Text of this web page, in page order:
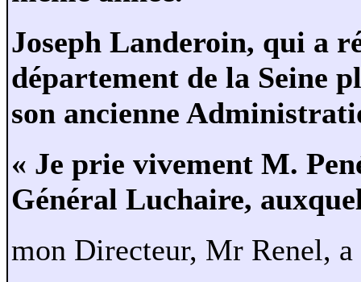
Joseph Landeroin, qui a
département de la Seine
son ancienne
« Je prie vivement M.
Général Luchaire,
mon Directeur, Mr Renel,